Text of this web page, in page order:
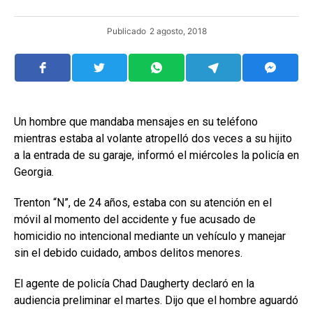
Publicado 2 agosto, 2018
Un hombre que mandaba mensajes en su teléfono
mientras estaba al volante atropelló dos veces a su hijito
a la entrada de su garaje, informó el miércoles la policía en
Georgia.
Trenton “N”, de 24 años, estaba con su atención en el
móvil al momento del accidente y fue acusado de
homicidio no intencional mediante un vehículo y manejar
sin el debido cuidado, ambos delitos menores.
El agente de policía Chad Daugherty declaró en la
audiencia preliminar el martes. Dijo que el hombre aguardó